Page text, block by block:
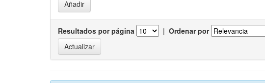
Resultados por página | Ordenar por